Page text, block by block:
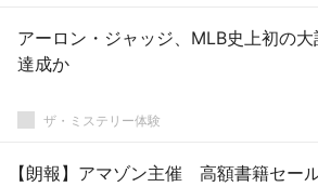
アーロン・ジャッジ、MLB史上初の大
達成か
ザ・ミステリー体験
【朗報】アマゾン主催 高額書籍セー